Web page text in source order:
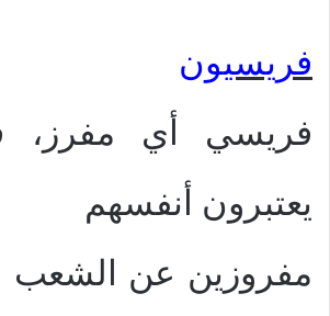
فريسيون
فريسي أي مفرز،
يعتبرون أنفسهم
مفروزين عن الشعب